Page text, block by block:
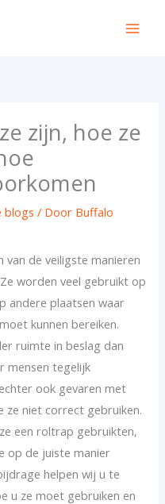
zijn, hoe ze
blogs / Door Buffalo
van de veiligste manieren
worden veel gebruikt op
andere plaatsen waar
kunnen bereiken.
ruimte in beslag dan
mensen tegelijk
ook gevaren met
ze niet correct gebruiken.
een roltrap gebruikten,
op de juiste manier
helpen wij u te
u ze moet gebruiken en